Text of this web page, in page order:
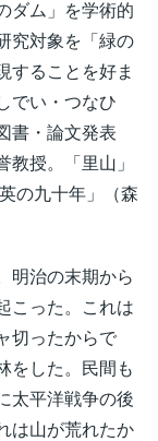
ダム」を学術的
究対象を「緑の
することを好ま
でい・つなひ
書・論文発表
授。「里山」
の九十年」（森
明治の末期から
こった。これは
切ったからで
をした。民間も
太平洋戦争の後
は山が荒れたか